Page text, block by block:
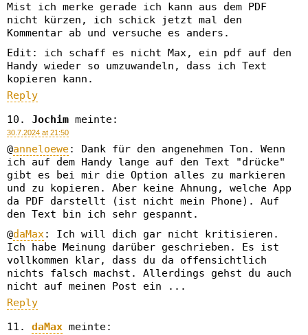
Mist ich merke gerade ich kann aus dem PDF
nicht kürzen, ich schick jetzt mal den
Kommentar ab und versuche es anders.
Edit: ich schaff es nicht Max, ein pdf auf den
Handy wieder so umzuwandeln, dass ich Text
kopieren kann.
Reply
Jochim meinte:
30.7.2024 at 21:50
@anneloewe: Dank für den angenehmen Ton. Wenn
ich auf dem Handy lange auf den Text "drücke"
gibt es bei mir die Option alles zu markieren
und zu kopieren. Aber keine Ahnung, welche App
da PDF darstellt (ist nicht mein Phone). Auf
den Text bin ich sehr gespannt.
@daMax: Ich will dich gar nicht kritisieren.
Ich habe Meinung darüber geschrieben. Es ist
vollkommen klar, dass du da offensichtlich
nichts falsch machst. Allerdings gehst du auch
nicht auf meinen Post ein ...
Reply
daMax meinte: